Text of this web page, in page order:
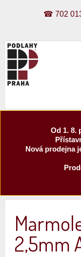
☎ 702
Od 1. 8.
Nová prodejna
2,5mm